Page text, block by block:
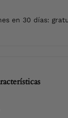
en 30 días: